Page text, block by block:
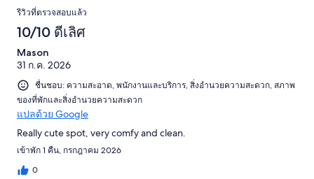
รีวิว
จาก
241
รีวิว
รีวิว
รีวิวที่ตรวจสอบแล้ว
10/10 ดีเลิศ
Mason
31 ก.ค. 2026
ชื่นชอบ: ความสะอาด, พนักงานและบริการ, สิ่งอำนวยความสะดวก, สภาพ
ของที่พักและสิ่งอำนวยความสะดวก
แปลด้วย Google
Really cute spot, very comfy and clean.
เข้าพัก 1 คืน, กรกฎาคม 2026
0